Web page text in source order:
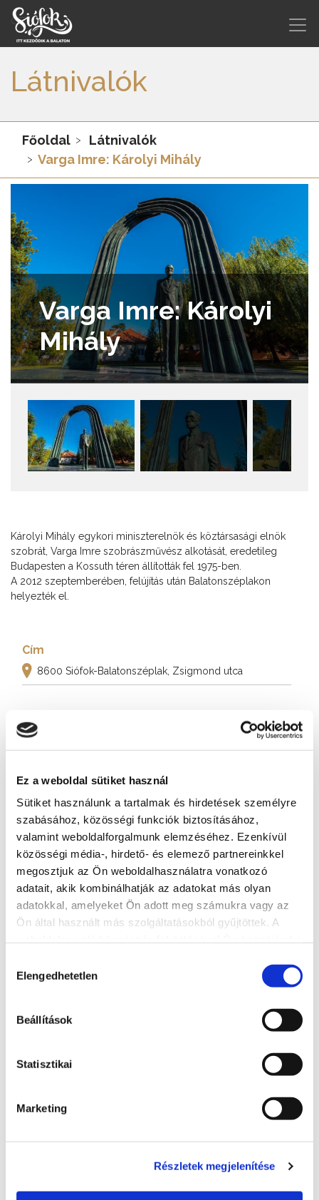
Ez a weboldal sütiket használ
Sütiket használunk a tartalmak és hirdetések személyre
szabásához, közösségi funkciók biztosításához,
valamint weboldalforgalmunk elemzéséhez. Ezenkívül
közösségi média-, hirdető- és elemező partnereinkkel
megosztjuk az Ön weboldalhasználatra vonatkozó
adatait, akik kombinálhatják az adatokat más olyan
adatokkal, amelyeket Ön adott meg számukra vagy az
Ön által használt más szolgáltatásokból gyűjtöttek. A
kiválasztása
Elengedhetetlen
Beállítások
Statisztikai
Marketing
Részletek megjelenítése
Látnivalók
Főoldal
Látnivalók
Varga Imre: Károlyi Mihály
Varga Imre: Károlyi
Mihály
Károlyi Mihály egykori miniszterelnök és köztársasági elnök
szobrát, Varga Imre szobrászművész alkotását, eredetileg
Budapesten a Kossuth téren állították fel 1975-ben.
A 2012 szeptemberében, felújítás után Balatonszéplakon
helyezték el.
Cím
8600 Siófok-Balatonszéplak, Zsigmond utca